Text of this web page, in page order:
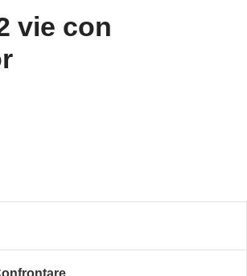
vie con